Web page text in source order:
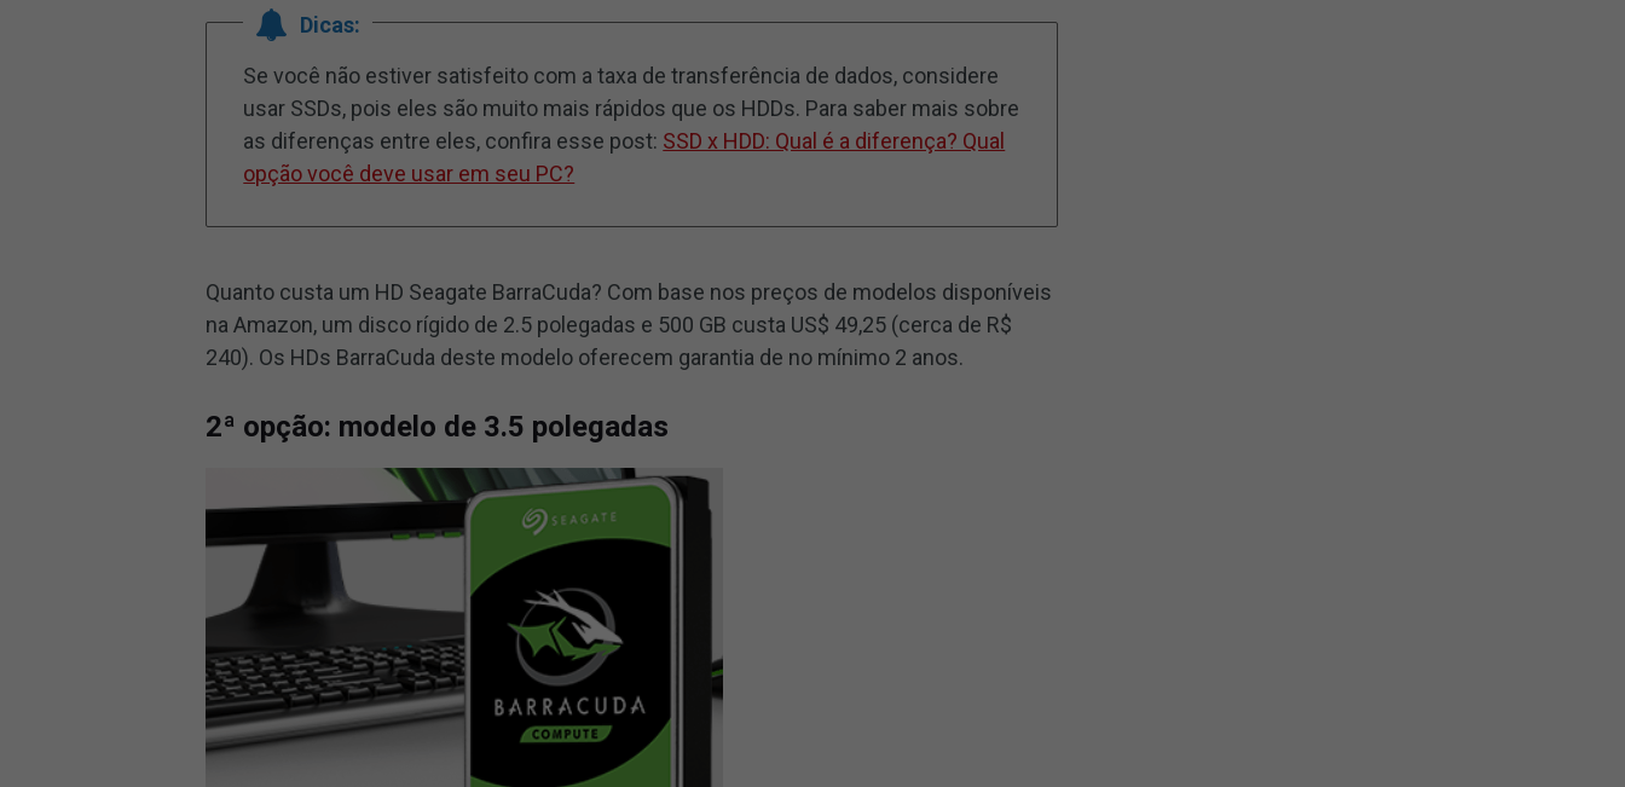
Dicas:
Se você não estiver satisfeito com a taxa de transferência de dados, considere
usar SSDs, pois eles são muito mais rápidos que os HDDs. Para saber mais sobre
as diferenças entre eles, confira esse post: SSD x HDD: Qual é a diferença? Qual
opção você deve usar em seu PC?
Quanto custa um HD Seagate BarraCuda? Com base nos preços de modelos disponíveis
na Amazon, um disco rígido de 2.5 polegadas e 500 GB custa US$ 49,25 (cerca de R$
240). Os HDs BarraCuda deste modelo oferecem garantia de no mínimo 2 anos.
2ª opção: modelo de 3.5 polegadas